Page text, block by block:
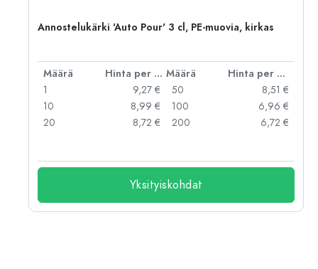
Annostelukärki 'Auto Pour' 3 cl, PE-muovia, kirkas
Määrä Hinta per kpl Määrä
Hinta per kpl
1
9,27 €
10
8,99 €
20
8,72 €
50
8,51 €
100
6,96 €
200
6,72 €
Yksityiskohdat